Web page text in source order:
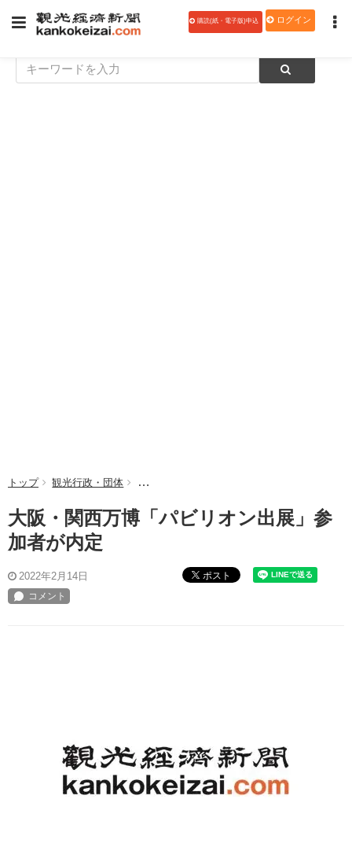
購読(紙・電子版)申込 ログイン
トップ 観光行政・団体 大阪・関西万博「パビリオン出展」参加者が
大阪・関西万博「パビリオン出展」参
加者が内定
2022年2月14日 ポスト